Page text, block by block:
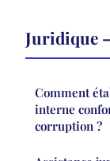
Juridique
Comment
interne
corruption ?